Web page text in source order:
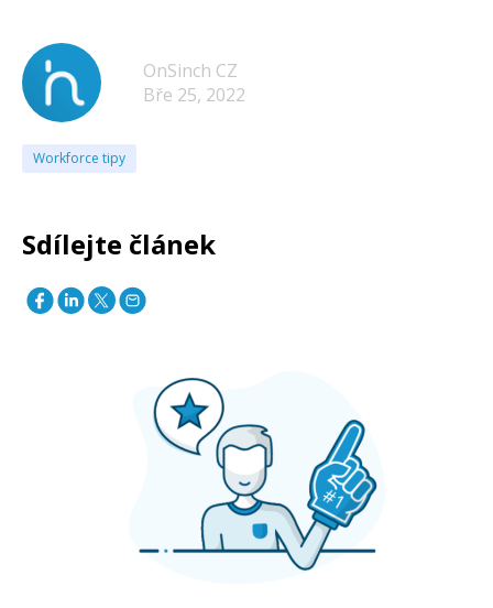
OnSinch CZ
Bře 25, 2022
Workforce tipy
Sdílejte článek